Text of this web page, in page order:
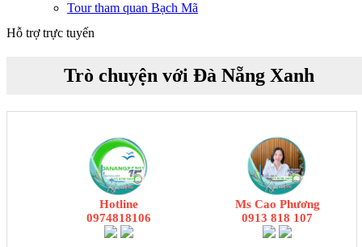
Tour tham quan Bạch Mã
Hỗ trợ trực tuyến
Trò chuyện với Đà Nẵng Xanh
Hotline
0974818106
Ms Cao Phương
0913 818 107